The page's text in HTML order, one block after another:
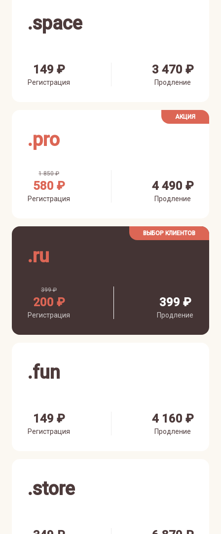
.space
149 ₽
Регистрация
3 470 ₽
Продление
АКЦИЯ
.pro
1 850 ₽
580 ₽
Регистрация
4 490 ₽
Продление
ВЫБОР КЛИЕНТОВ
.ru
399 ₽
200 ₽
Регистрация
399 ₽
Продление
.fun
149 ₽
Регистрация
4 160 ₽
Продление
.store